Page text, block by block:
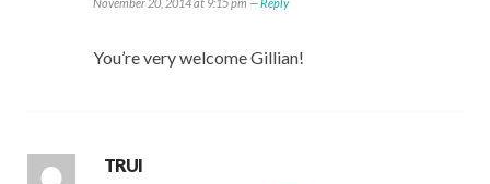
You’re very welcome Gillian!
TRUI